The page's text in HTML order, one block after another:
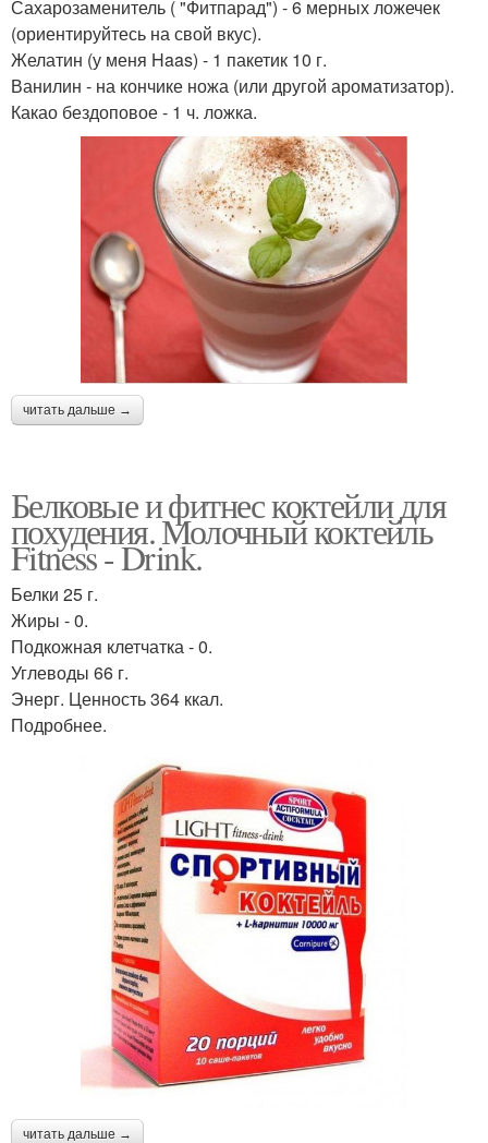
Сахарозаменитель ( "Фитпарад") - 6 мерных ложечек
(ориентируйтесь на свой вкус).
Желатин (у меня Haas) - 1 пакетик 10 г.
Ванилин - на кончике ножа (или другой ароматизатор).
Какао бездоповое - 1 ч. ложка.
читать дальше →
Белковые и фитнес коктейли для
похудения. Молочный коктейль
Fitness - Drink.
Белки 25 г.
Жиры - 0.
Подкожная клетчатка - 0.
Углеводы 66 г.
Энерг. Ценность 364 ккал.
Подробнее.
читать дальше →